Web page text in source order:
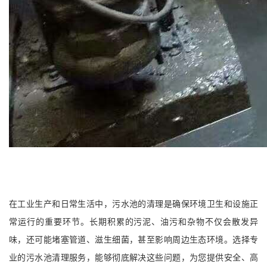
在工业生产和日常生活中，污水池的清理是确保环境卫生和设施正
常运行的重要环节。长期积累的污泥、油污和杂物不仅会散发异
味，还可能堵塞管道、滋生细菌，甚至影响周边生态环境。选择专
业的污水池清理服务，能够彻底解决这些问题，为您提供安全、高